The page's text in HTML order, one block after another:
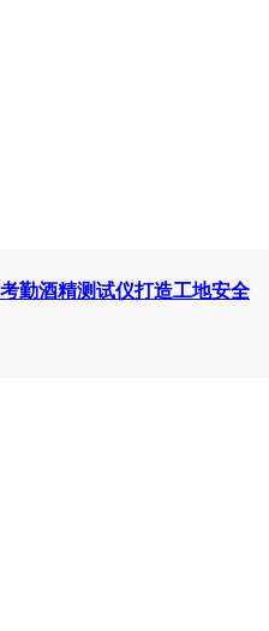
勤酒精测试仪打造工地安全